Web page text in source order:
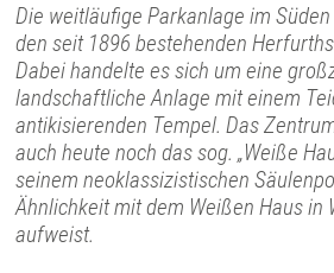
Die weitläufige Parkanlage im
den seit 1896 bestehenden
Dabei handelte es sich um eine
landschaftliche Anlage mit einem
antikisierenden Tempel. Das
auch heute noch das sog. „Weiße
seinem neoklassizistischen
Ähnlichkeit mit dem Weißen Haus in
aufweist.